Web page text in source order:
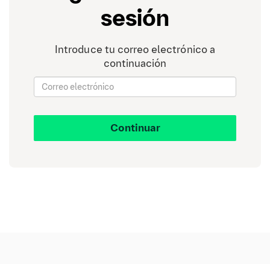
sesión
Introduce tu correo electrónico a
continuación
Continuar